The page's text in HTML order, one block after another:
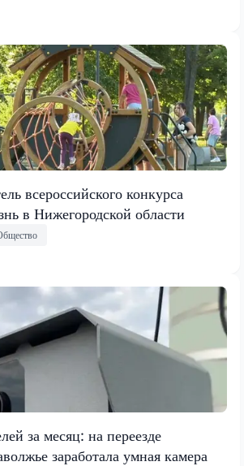
всероссийского конкурса
в Нижегородской области
за месяц: на переезде
заработала умная камера